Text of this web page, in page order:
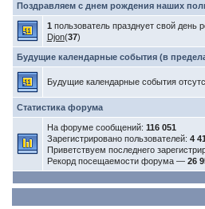
Поздравляем с днем рождения наших
1 пользователь празднует свой день
Djon(37)
Будущие календарные события (в
Будущие календарные события
Статистика форума
На форуме сообщений: 116 051
Зарегистрировано пользователей: 4
Приветствуем последнего
Рекорд посещаемости форума — 26